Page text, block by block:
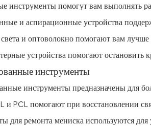
инструменты помогут вам выполнять
и аспирационные устройства
и оптоволокно помогают вам лучше
устройства помогают остановить
инструменты
инструменты предназначены для
и PCL помогают при восстановлении
для ремонта мениска используются для